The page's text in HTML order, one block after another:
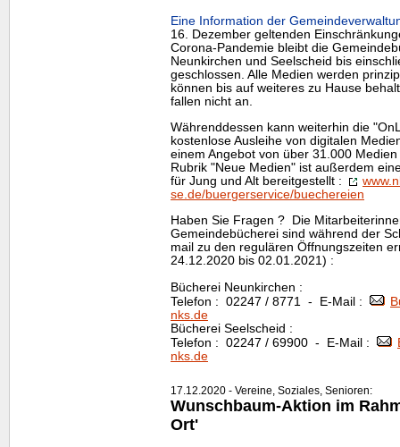
Eine Information der
16. Dezember geltenden
Corona-Pandemie bleibt die
Neunkirchen und Seelscheid bis
geschlossen. Alle Medien werden
können bis auf weiteres zu Hause
fallen nicht an.
Währenddessen kann weiterhin die
kostenlose Ausleihe von digitalen
einem Angebot von über 31.000
Rubrik "Neue Medien" ist außerdem
für Jung und Alt bereitgestellt :
se.de/buergerservice/buechereien
Haben Sie Fragen ? Die
Gemeindebücherei sind während der
mail zu den regulären Öffnungszeiten
24.12.2020 bis 02.01.2021) :
Bücherei Neunkirchen :
Telefon : 02247 / 8771 - E-Mail :
nks.de
Bücherei Seelscheid :
Telefon : 02247 / 69900 - E-Mail :
nks.de
17.12.2020 - Vereine, Soziales, Senioren:
Wunschbaum-Aktion im
Ort'